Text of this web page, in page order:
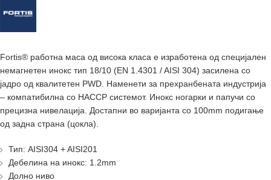
Fortis® работнa масa од висока класа е изработенa од специјален
немагнетен инокс тип 18/10 (EN 1.4301 / AISI 304) засиленa со
јадро од квалитетен PWD. Наменети за прехранбената индустрија
– компатибилнa со HACCP системот. Инокс ногарки и папучи со
прецизна нивелација. Достапни во варијанта со 100mm подигање
од задна страна (цокла).
Тип: AISI304 + AISI201
Дебелина на инокс: 1.2mm
Долно ниво